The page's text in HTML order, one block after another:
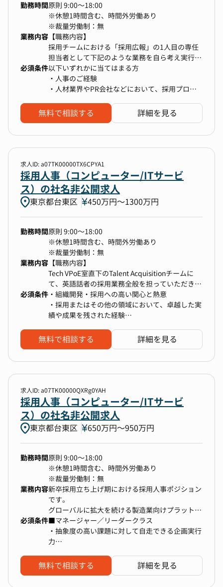
の自動化など様々な業務に関わっていただきます
・事業成長への貢献を実感できる
組織の急速な成長に伴い、常に変化する課題の解
決に取り組むことで会社の成長を支えている貢献
実感を得ることができます
【私たちがやりたいけどまだできていないこと】
・労務業務のさらなる自動化・効率化
・グローバル対応のさらなる習熟
勤務時間原則 9:00～18:00
※休憩1時間含む、時間外労働あり
※裁量労働制：無
業務内容 【職務内容】
採用チームにおける「採用広報」の1人目の専任
担当者として下記のような業務を自ら考え実行頂
きます。
＜具体的な職務内容＞
やすための情報発信のチャネル選定、およびチャ
ネルの運用
案から実行
・採用イベント企画、運営
・リファラル採用における社内への広報活動
など
【仕事のやりがい・魅力】
で、事業成長および自己成長を実現頂ける環境で
す。
●グローバルで拡大し続ける組織作り
採用広報として数百?数千名規模の採用に関わっ
て頂くことになります。また日本のみならず海外
（既に東南アジアとアメリカは実施中）でも採用
は加速していきます。グローバルでこの規模で組
織拡大をし続ける経験は貴重なものとなると思っ
ております。
必須条件以下いずれかに当てはまる方
・人事のご経験
・人材業界やPR会社などにおいて、採用プロモ
無料で相談する 詳細を見る
求人ID: a07TK00000TX6CPYA1
採用人事（コンピューター/ITサービ
ス）の社名非公開求人
東京都台東区 450万円〜1300万円
勤務時間原則 9:00～18:00
※休憩1時間含む、時間外労働あり
※裁量労働制：無
業務内容 【職務内容】
Tech VPoE室直下のTalent Acquisitionチームに
て、英語話者の採用業務全般を担っていただきま
す。単なる人員増ではなく経営陣やManagerと擦
り合わせをしながら組織をつくり、人員拡大と開
発生産性向上の両立を追求していきます。
・採用計画の策定、実行
・あらゆる採用手法を駆使したエンジニア採用の
【仕事のやりがい・魅力】
・社会的に意義のあるプロダクト開発を「採用」
から牽引できる
・日本に限定せず、世界中から卓越したエンジニ
アやデザイナーを採用する経験
採用を通じて本質的な組織づくりを担える
【私たちがやりたいけどまだできていないこと】
・再現性のあるハイレイヤーのヘッドハンティン
グ
・世界中のエンジニアに認知してもらうための採
用ブランディング
・ベトナムをはじめ、日本以外の地域での開発組
織の立ち上げ／スケール
・新卒エンジニアの採用立ち上げ
必須条件 ・組織開発・採用への高い関心と熱意
・採用またはその他の領域において、卓越した実
績や成果を残された経験
TOEFL iBT80以上が目安）
・ビジネスレベル以上の日本語（JLPT N1が目
無料で相談する 詳細を見る
求人ID: a07TK00000QXRg0YAH
採用人事（コンピューター/ITサービ
ス）の社名非公開求人
東京都台東区 650万円〜950万円
勤務時間原則 9:00～18:00
※休憩1時間含む、時間外労働あり
※裁量労働制：無
業務内容新卒採用立ち上げ期における採用人事ポジション
です。
グローバルに拡大を続ける製造業向けプラットフ
ォームにおいて、今後の中長期成長のカギを握る
「新卒採用」の戦略立案・実行を担っていただき
ます。
推進していただきます。
必須条件■マネージャー／リーダークラス
・抽象度の高い課題に対して自走できる企画実行
力
・柔軟性とベーシックな課題解決力
※採用経験は必須ではありません
無料で相談する 詳細を見る